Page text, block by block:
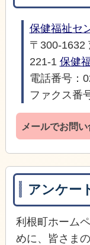
保健福祉セ
〒300-1632
221-1 保健
電話番号：
ファクス番
メールでお問
アンケー
利根町ホーム
めに、皆さま